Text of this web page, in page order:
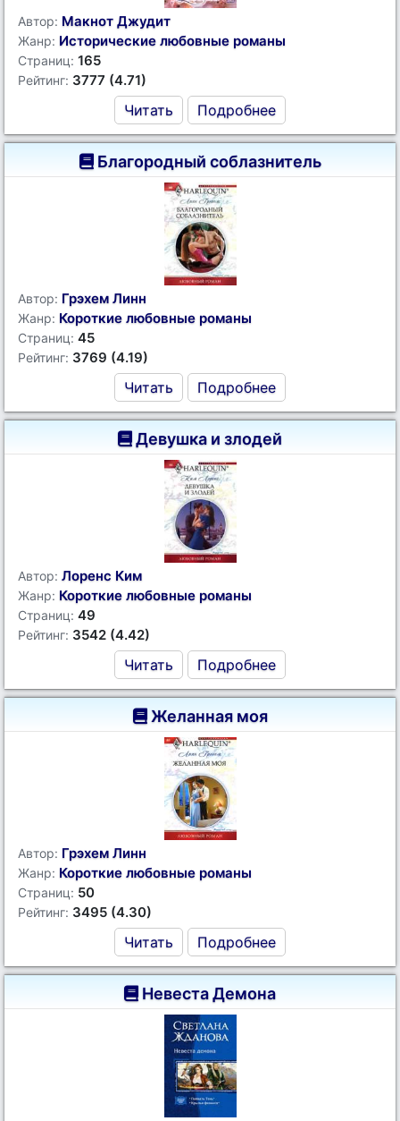
Автор: Макнот Джудит
Жанр: Исторические любовные романы
Страниц: 165
Рейтинг: 3777 (4.71)
Читать Подробнее
Благородный соблазнитель
Автор: Грэхем Линн
Жанр: Короткие любовные романы
Страниц: 45
Рейтинг: 3769 (4.19)
Читать Подробнее
Девушка и злодей
Автор: Лоренс Ким
Жанр: Короткие любовные романы
Страниц: 49
Рейтинг: 3542 (4.42)
Читать Подробнее
Желанная моя
Автор: Грэхем Линн
Жанр: Короткие любовные романы
Страниц: 50
Рейтинг: 3495 (4.30)
Читать Подробнее
Невеста Демона